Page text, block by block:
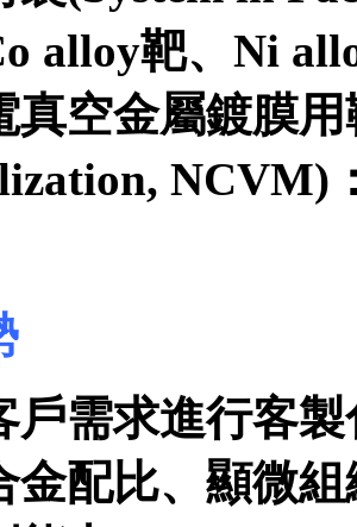
alloy靶、Ni
真空金屬鍍膜
NCVM)
戶需求進行客
金配比、顯微